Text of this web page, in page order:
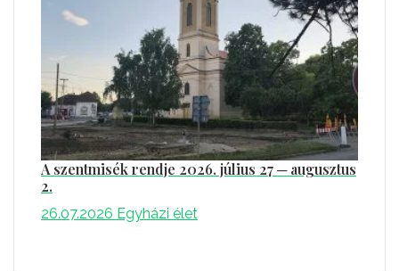
A szentmisék rendje 2026. július 27 ─ augusztus
2.
26.07.2026 Egyházi élet